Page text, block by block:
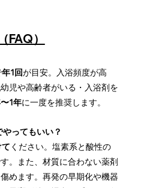
FAQ）
年1回が目安。入浴頻度が高
児や高齢者がいる・入浴剤を
1年に一度を推奨します。
ってもいい？
ください。塩素系と酸性の
。また、材質に合わない薬剤
めます。再発の早期化や機器